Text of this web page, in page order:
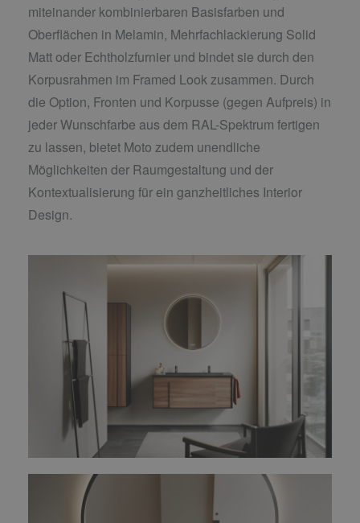
miteinander kombinierbaren Basisfarben und
Oberflächen in Melamin, Mehrfachlackierung Solid
Matt oder Echtholzfurnier und bindet sie durch den
Korpusrahmen im Framed Look zusammen. Durch
die Option, Fronten und Korpusse (gegen Aufpreis) in
jeder Wunschfarbe aus dem RAL-Spektrum fertigen
zu lassen, bietet Moto zudem unendliche
Möglichkeiten der Raumgestaltung und der
Kontextualisierung für ein ganzheitliches Interior
Design.